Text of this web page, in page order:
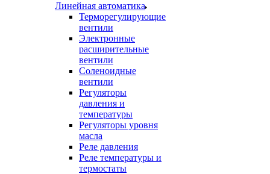
Линейная автоматика
Терморегулирующие
вентили
Электронные
расширительные
вентили
Соленоидные
вентили
Регуляторы
давления и
температуры
Регуляторы уровня
масла
Реле давления
Реле температуры и
термостаты